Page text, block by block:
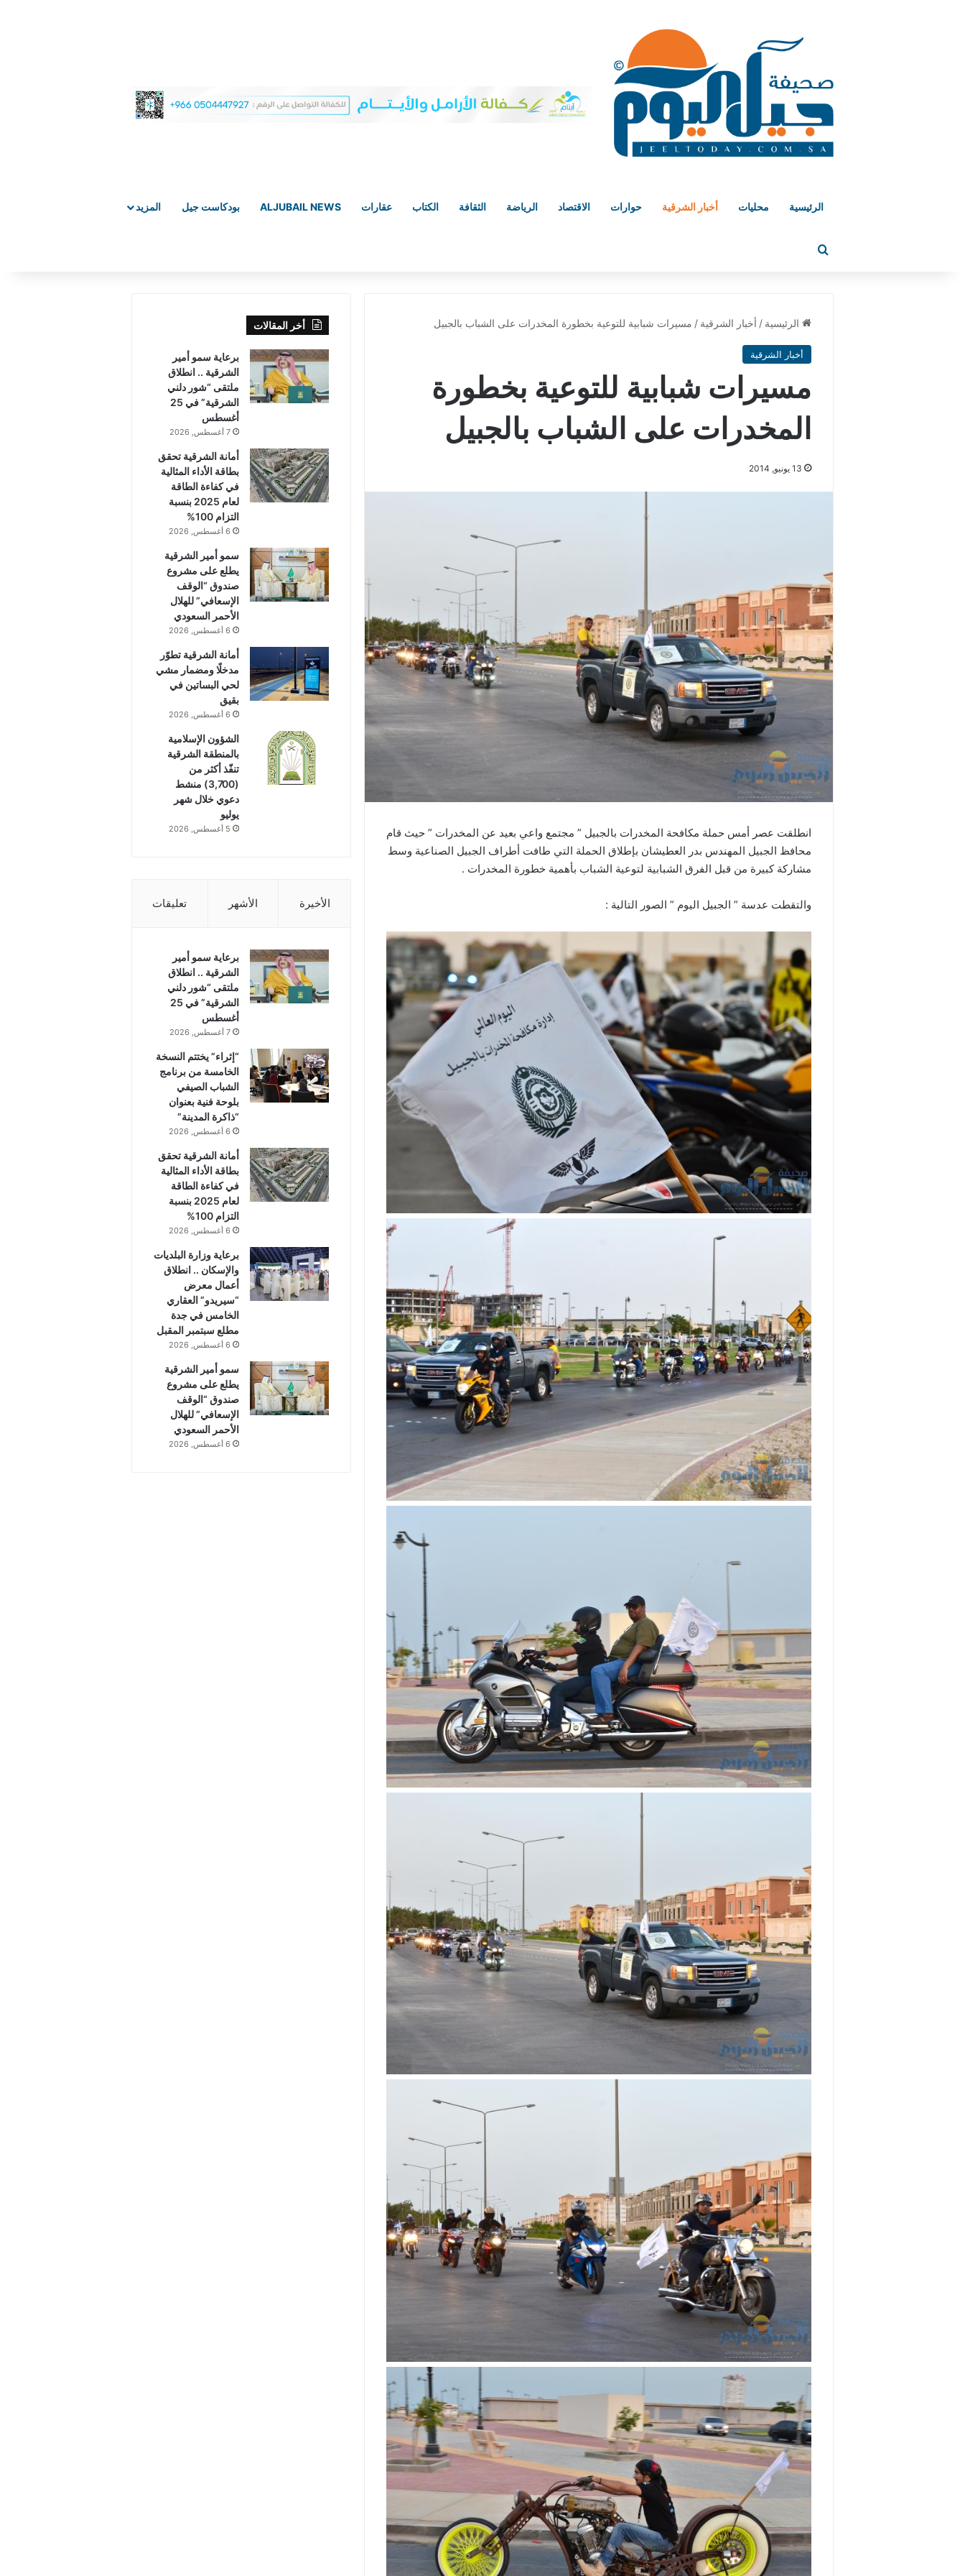
الرئيسية محليات أخبار الشرقية حوارات الاقتصاد الرياضة الثقافة الكتاب عقارات ALJUBAIL NEWS بودكاست جيل المزيد
الرئيسية / أخبار الشرقية / مسيرات شبابية للتوعية بخطورة المخدرات على الشباب بالجبيل
أخبار الشرقية
مسيرات شبابية للتوعية بخطورة
المخدرات على الشباب بالجبيل
13 يونيو, 2014
انطلقت عصر أمس حملة مكافحة المخدرات بالجبيل ” مجتمع واعي بعيد عن المخدرات ” حيث قام
محافظ الجبيل المهندس بدر العطيشان بإطلاق الحملة التي طافت أطراف الجبيل الصناعية وسط
مشاركة كبيرة من قبل الفرق الشبابية لتوعية الشباب بأهمية خطورة المخدرات .
والتقطت عدسة ” الجبيل اليوم ” الصور التالية :
أخر المقالات
برعاية سمو أمير
الشرقية .. انطلاق
ملتقى “شور دلني
الشرقية” في 25
أغسطس
7 أغسطس, 2026
أمانة الشرقية تحقق
بطاقة الأداء المثالية
في كفاءة الطاقة
لعام 2025 بنسبة
التزام 100%
6 أغسطس, 2026
سمو أمير الشرقية
يطلع على مشروع
صندوق “الوقف
الإسعافي” للهلال
الأحمر السعودي
6 أغسطس, 2026
أمانة الشرقية تطوّر
مدخلًا ومضمار مشي
لحي البساتين في
بقيق
6 أغسطس, 2026
الشؤون الإسلامية
بالمنطقة الشرقية
تنفّذ أكثر من
(3,700) منشط
دعوي خلال شهر
يوليو
5 أغسطس, 2026
الأخيرة الأشهر تعليقات
برعاية سمو أمير
الشرقية .. انطلاق
ملتقى “شور دلني
الشرقية” في 25
أغسطس
7 أغسطس, 2026
“إثراء” يختتم النسخة
الخامسة من برنامج
الشباب الصيفي
بلوحة فنية بعنوان
“ذاكرة المدينة”
6 أغسطس, 2026
أمانة الشرقية تحقق
بطاقة الأداء المثالية
في كفاءة الطاقة
لعام 2025 بنسبة
التزام 100%
6 أغسطس, 2026
برعاية وزارة البلديات
والإسكان .. انطلاق
أعمال معرض
“سيريدو” العقاري
الخامس في جدة
مطلع سبتمبر المقبل
6 أغسطس, 2026
سمو أمير الشرقية
يطلع على مشروع
صندوق “الوقف
الإسعافي” للهلال
الأحمر السعودي
6 أغسطس, 2026